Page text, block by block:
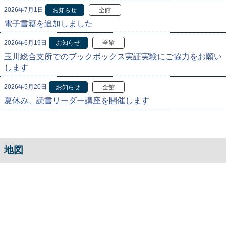
2026年7月1日 お知らせ 全館
電子書籍を追加しました
2026年6月19日 お知らせ 全館
玉川総合支所でのブックボックス実証実験にご協力をお願い
します
2026年5月20日 お知らせ 全館
夏休み、読書リーダー講座を開催します
地図